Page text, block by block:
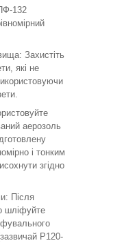
132
Захистіть
які не
аерозоль
і тонким
згідно
Після
шліфуйте
P120-